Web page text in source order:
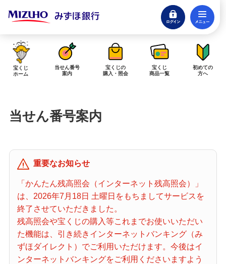
ログイン
閉じる
みずほダイレクトログイン
当せん金の受取方法について
購入した宝くじの確認方法について
「代金が引き落としされない」「購入明細に表示されない」にお答えしま
す。
宝くじホーム
当せん番号案内
宝くじ
ホーム
当せん番号
案内
宝くじの
購入・照会
宝くじ
商品一覧
初めての
方へ
当せん番号案内
重要なお知らせ
「かんたん残高照会（インターネット残高照会）」
は、2026年7月18日 土曜日をもちましてサービスを
終了させていただきました。
残高照会や宝くじの購入等これまでお使いいただい
た機能は、引き続きインターネットバンキング（み
ずほダイレクト）でご利用いただけます。今後はイ
ンターネットバンキングをご利用くださいますよう